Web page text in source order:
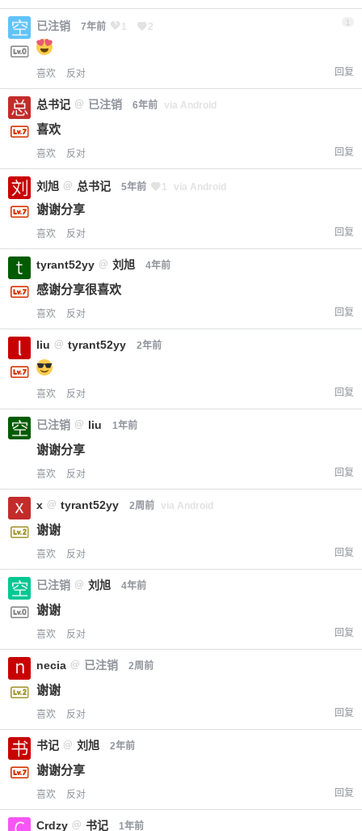
已注销 7年前 1 2
喜欢 反对 回复
总书记 @ 已注销 6年前 via Android
喜欢
喜欢 反对 回复
刘旭 @ 总书记 5年前 1 via Android
谢谢分享
喜欢 反对 回复
tyrant52yy @ 刘旭 4年前
感谢分享很喜欢
喜欢 反对 回复
liu @ tyrant52yy 2年前
喜欢 反对 回复
已注销 @ liu 1年前
谢谢分享
喜欢 反对 回复
x @ tyrant52yy 2周前 via Android
谢谢
喜欢 反对 回复
已注销 @ 刘旭 4年前
谢谢
喜欢 反对 回复
necia @ 已注销 2周前
谢谢
喜欢 反对 回复
书记 @ 刘旭 2年前
谢谢分享
喜欢 反对 回复
Crdzy @ 书记 1年前